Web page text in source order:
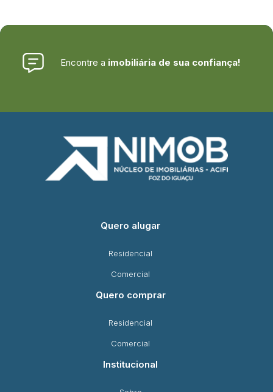
Encontre a imobiliária de sua confiança!
Quero alugar
Residencial
Comercial
Quero comprar
Residencial
Comercial
Institucional